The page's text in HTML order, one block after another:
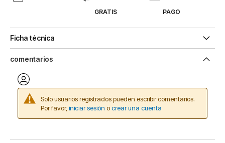
GRATIS PAGO
Ficha técnica
comentarios
Solo usuarios registrados pueden escribir comentarios.
Por favor, iniciar sesión ocrear una cuenta